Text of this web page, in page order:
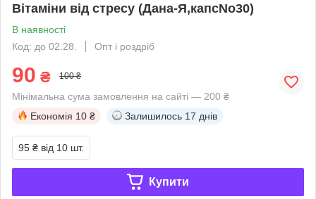
Вітаміни від стресу (Дана-Я,капсNo30)
В наявності
Код: до 02.28.
Опт і роздріб
90 ₴ 100 ₴
Мінімальна сума замовлення на сайті — 200 ₴
Економія 10 ₴ Залишилось 17 днів
95 ₴ від 10 шт.
Купити